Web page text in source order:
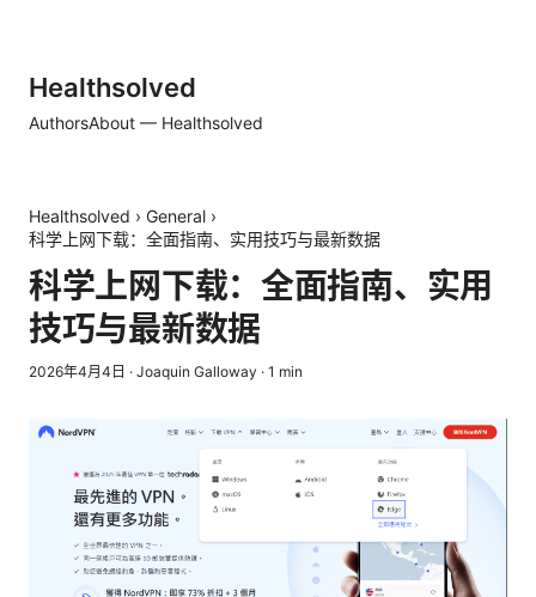
Healthsolved
AuthorsAbout — Healthsolved
Healthsolved › General ›
科学上网下载：全面指南、实用技巧与最新数据
科学上网下载：全面指南、实用
技巧与最新数据
2026年4月4日 · Joaquin Galloway · 1 min